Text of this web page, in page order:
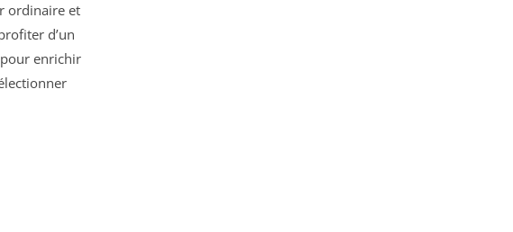
ordinaire et
d’un
enrichir